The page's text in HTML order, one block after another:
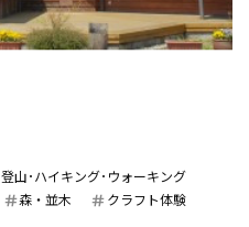
登山･ハイキング･ウォーキング
森・並木 クラフト体験